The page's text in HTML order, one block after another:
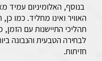
בנוסף, האלומיניום עמיד
האוויר ואינו מחליד. כמו
תהליכי התיישנות עם הזמן,
לבחירה הטבעית והנבונה
חזיתות.